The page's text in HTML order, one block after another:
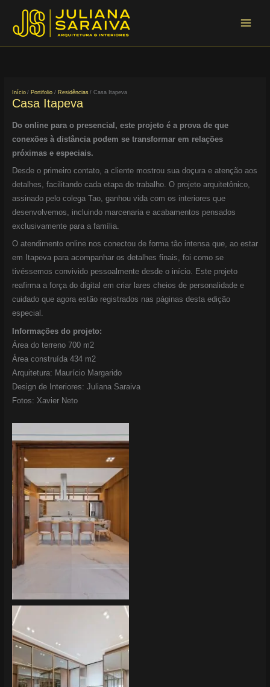
conteúdo
Início Portifolio Residências Casa Itapeva
Casa Itapeva
Do online para o presencial, este projeto é a prova de que
conexões à distância podem se transformar em relações
próximas e especiais.
Desde o primeiro contato, a cliente mostrou sua doçura e atenção aos
detalhes, facilitando cada etapa do trabalho. O projeto arquitetônico,
assinado pelo colega Tao, ganhou vida com os interiores que
desenvolvemos, incluindo marcenaria e acabamentos pensados
exclusivamente para a família.
O atendimento online nos conectou de forma tão intensa que, ao estar
em Itapeva para acompanhar os detalhes finais, foi como se
tivéssemos convivido pessoalmente desde o início. Este projeto
reafirma a força do digital em criar lares cheios de personalidade e
cuidado que agora estão registrados nas páginas desta edição
especial.
Informações do projeto:
Área do terreno 700 m2
Área construída 434 m2
Arquitetura: Maurício Margarido
Design de Interiores: Juliana Saraiva
Fotos: Xavier Neto